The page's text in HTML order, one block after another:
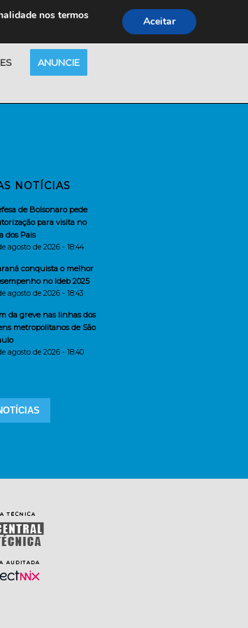
ANUNCIE
NOTÍCIAS
de Bolsonaro pede
para visita no
dos Pais
agosto de 2026 - 18:44
conquista o melhor
no Ideb 2025
agosto de 2026 - 18:43
da greve nas linhas dos
metropolitanos de São
agosto de 2026 - 18:40
nos termos
Aceitar